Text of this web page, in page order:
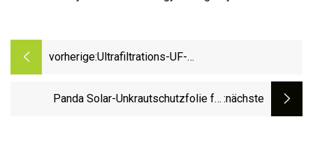
vorherige:Ultrafiltrations-UF-
Quellmineral-Bergwasser
Panda Solar-Unkrautschutzfolie für :nächste